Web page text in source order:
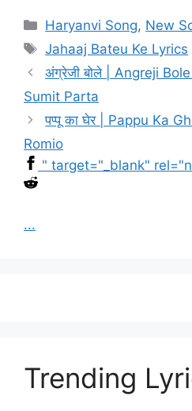
Categories
Haryanvi Song, New
Tags
Jahaaj Bateu Ke Lyrics
अंग्रेजी बोले | Angreji
Sumit Parta
पप्पू का घेर | Pappu Ka
Romio
" target="_blank"
...
Trending